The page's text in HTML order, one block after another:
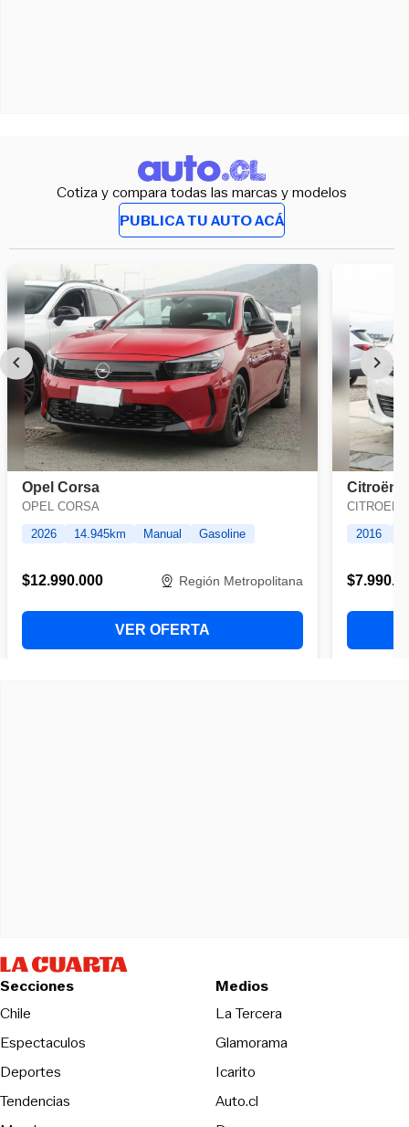
Cotiza y compara todas las marcas y modelos
PUBLICA TU AUTO ACÁ
Secciones
Chile
Espectaculos
Deportes
Tendencias
Medios
La TerceraOpens in new
Glamorama
Icarito
Auto.cl